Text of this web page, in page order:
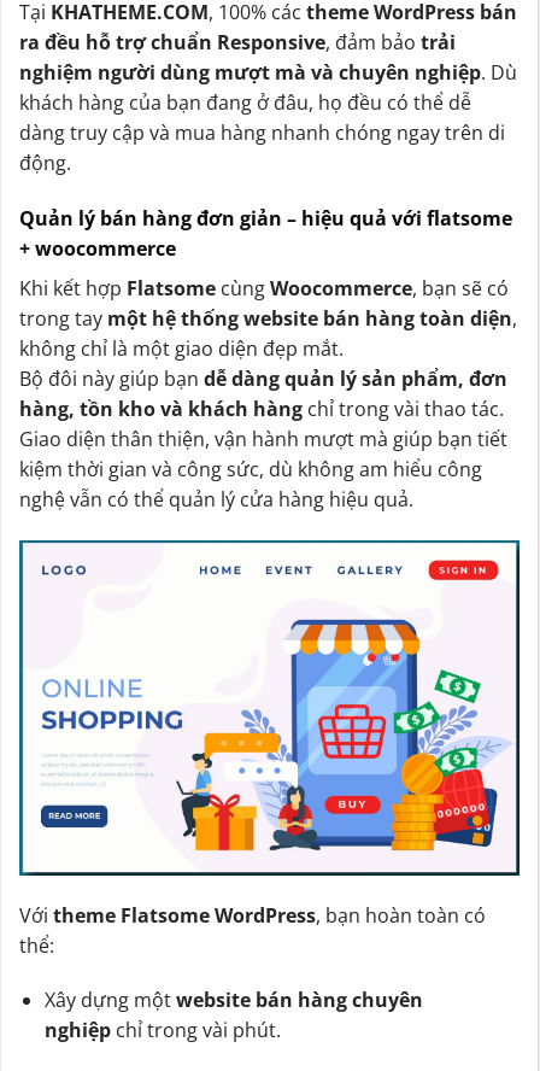
Tại KHATHEME.COM, 100% các theme WordPress bán
ra đều hỗ trợ chuẩn Responsive, đảm bảo trải
nghiệm người dùng mượt mà và chuyên nghiệp. Dù
khách hàng của bạn đang ở đâu, họ đều có thể dễ
dàng truy cập và mua hàng nhanh chóng ngay trên di
động.
Quản lý bán hàng đơn giản – hiệu quả với flatsome
+ woocommerce
Khi kết hợp Flatsome cùngWoocommerce, bạn sẽ có
trong tay một hệ thống website bán hàng toàn diện,
không chỉ là một giao diện đẹp mắt.
Bộ đôi này giúp bạn dễ dàng quản lý sản phẩm, đơn
hàng, tồn kho và khách hàng chỉ trong vài thao tác.
Giao diện thân thiện, vận hành mượt mà giúp bạn tiết
kiệm thời gian và công sức, dù không am hiểu công
nghệ vẫn có thể quản lý cửa hàng hiệu quả.
Với theme Flatsome WordPress, bạn hoàn toàn có
thể:
Xây dựng mộtwebsite bán hàng chuyên
nghiệpchỉ trong vài phút.